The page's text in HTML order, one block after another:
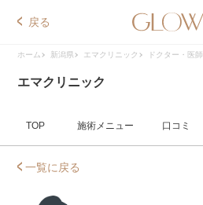
戻る
ホーム 新潟県 エマクリニック ドクター・医師
エマクリニック
TOP 施術メニュー 口コミ
一覧に戻る